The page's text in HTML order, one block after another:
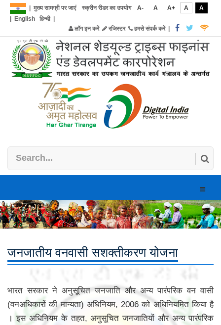
मुख्य सामग्री पर जाएं स्क्रीन रीडर का उपयोग A- A A+ A
A
English हिन्दी|
लॉग इन करें
रजिस्टर हमसे संपर्क करें|
Toggle
जनजातीय वनवासी सशक्तीकरण योजना
भारत सरकार ने अनुसूचित जनजाति और अन्य पारंपरिक वन वासी
(वनअधिकारों की मान्यता) अधिनियम, 2006 को अधिनियमित किया है
। इस अधिनियम के तहत, अनुसूचित जनजातियों और अन्य पारंपरिक